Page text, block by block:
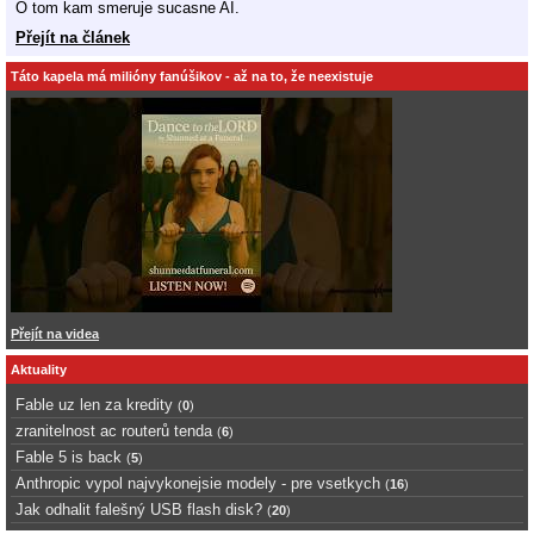
O tom kam smeruje sucasne AI.
Přejít na článek
Táto kapela má milióny fanúšikov - až na to, že neexistuje
Přejít na videa
Aktuality
Fable uz len za kredity (0)
zranitelnost ac routerů tenda (6)
Fable 5 is back (5)
Anthropic vypol najvykonejsie modely - pre vsetkych (16)
Jak odhalit falešný USB flash disk? (20)